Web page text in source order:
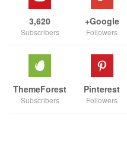
Google+
Followers
3,620
Subscribers
Pinterest
Followers
ThemeForest
Subscribers